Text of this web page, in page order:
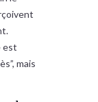
est
mais